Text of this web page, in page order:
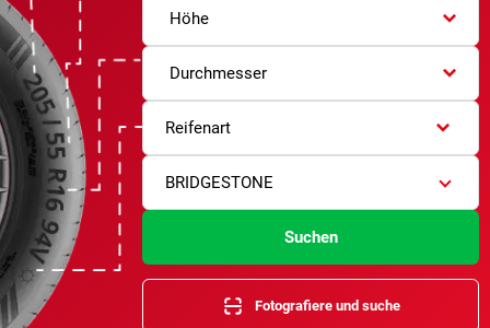
Höhe
Durchmesser
Reifenart
BRIDGESTONE
Suchen
Fotografiere und suche